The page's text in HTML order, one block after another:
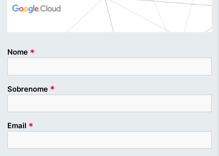
Nome *
Sobrenome *
Email *